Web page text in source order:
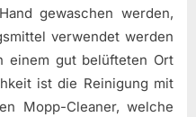
gewaschen werden,
verwendet werden
einem gut belüfteten Ort
ist die Reinigung mit
Mopp-Cleaner, welche